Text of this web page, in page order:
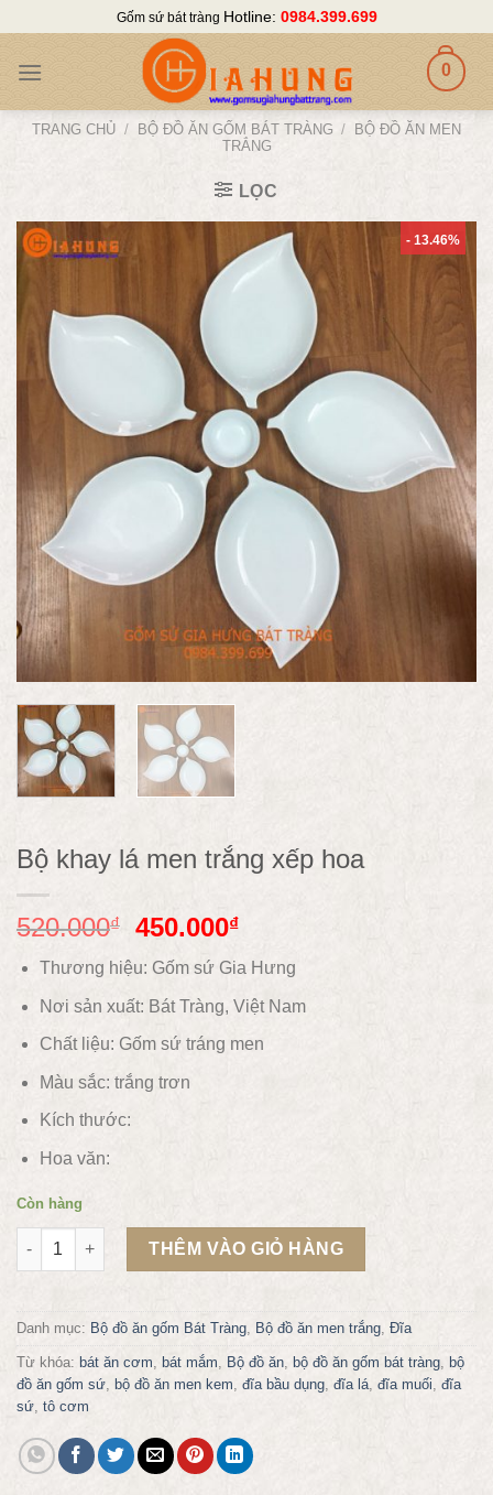
content
Gốm sứ bát tràng Hotline: 0984.399.699
0
TRANG CHỦ / BỘ ĐỒ ĂN GỐM BÁT TRÀNG /
BỘ ĐỒ ĂN MEN
TRẮNG
LỌC
- 13.46%
Bộ khay lá men trắng xếp hoa
520.000₫ 450.000₫
Thương hiệu: Gốm sứ Gia Hưng
Nơi sản xuất: Bát Tràng, Việt Nam
Chất liệu: Gốm sứ tráng men
Màu sắc: trắng trơn
Kích thước:
Hoa văn:
Còn hàng
Bộ khay lá men trắng xếp hoa số lượng
THÊM VÀO GIỎ HÀNG
Danh mục: Bộ đồ ăn gốm Bát Tràng, Bộ đồ ăn men trắng, Đĩa
Từ khóa: bát ăn cơm, bát mắm, Bộ đồ ăn, bộ đồ ăn gốm bát tràng, bộ
đồ ăn gốm sứ, bộ đồ ăn men kem, đĩa bầu dụng, đĩa lá, đĩa muối, đĩa
sứ, tô cơm